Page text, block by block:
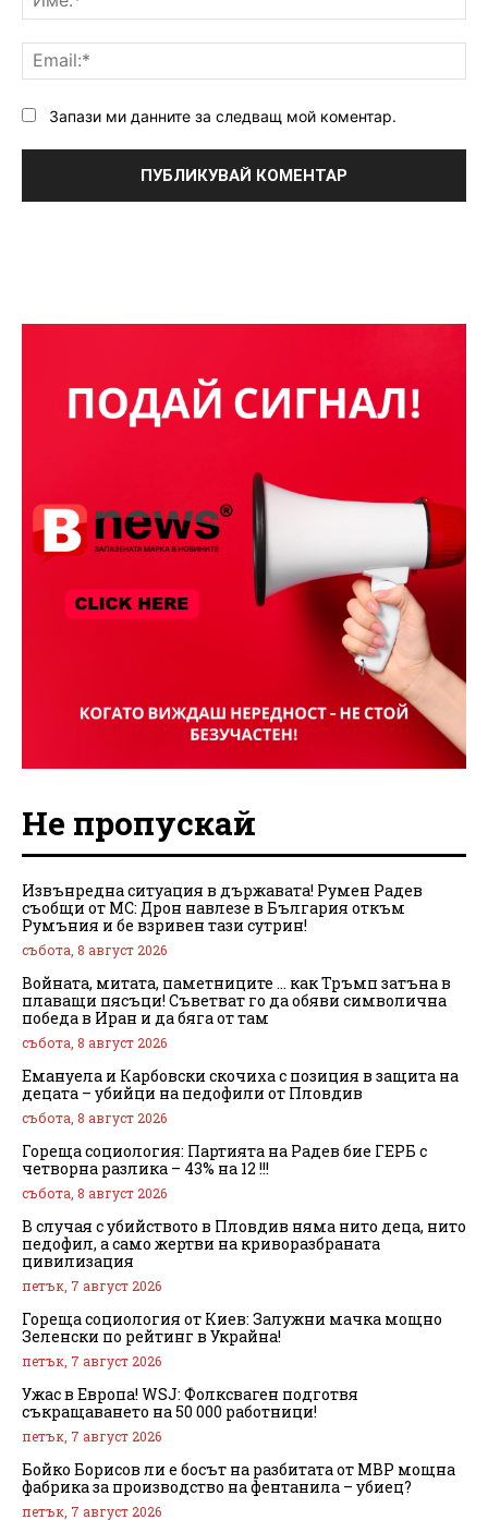
Запази ми данните за следващ мой коментар.
Не пропускай
Извънредна ситуация в държавата! Румен Радев
съобщи от МС: Дрон навлезе в България откъм
Румъния и бе взривен тази сутрин!
събота, 8 август 2026
Войната, митата, паметниците … как Тръмп затъна в
плаващи пясъци! Съветват го да обяви символична
победа в Иран и да бяга от там
събота, 8 август 2026
Емануела и Карбовски скочиха с позиция в защита на
децата – убийци на педофили от Пловдив
събота, 8 август 2026
Гореща социология: Партията на Радев бие ГЕРБ с
четворна разлика – 43% на 12 !!!
събота, 8 август 2026
В случая с убийството в Пловдив няма нито деца, нито
педофил, а само жертви на криворазбраната
цивилизация
петък, 7 август 2026
Гореща социология от Киев: Залужни мачка мощно
Зеленски по рейтинг в Украйна!
петък, 7 август 2026
Ужас в Европа! WSJ: Фолксваген подготвя
съкращаването на 50 000 работници!
петък, 7 август 2026
Бойко Борисов ли е босът на разбитата от МВР мощна
фабрика за производство на фентанила – убиец?
петък, 7 август 2026